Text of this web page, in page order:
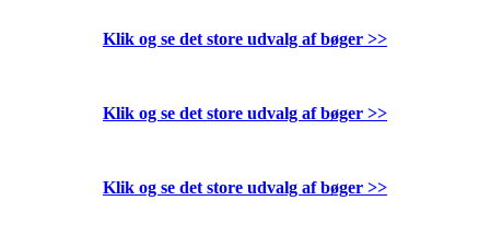
Klik og se det store udvalg af bøger >>
Klik og se det store udvalg af bøger >>
Klik og se det store udvalg af bøger >>